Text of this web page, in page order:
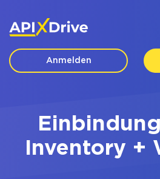
Anmelden
Inventory +